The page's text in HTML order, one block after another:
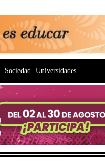
Sociedad Universidades